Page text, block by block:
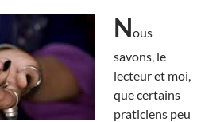
Nous
savons, le
lecteur et moi,
que certains
praticiens peu